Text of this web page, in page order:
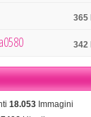
365
342
18.053 Immagini